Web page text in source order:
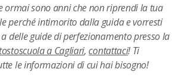
ormai sono anni che non riprendi la tua
perché intimorito dalla guida e vorresti
delle guide di perfezionamento presso la
a Cagliari,contattaci! Ti
le informazioni di cui hai bisogno!